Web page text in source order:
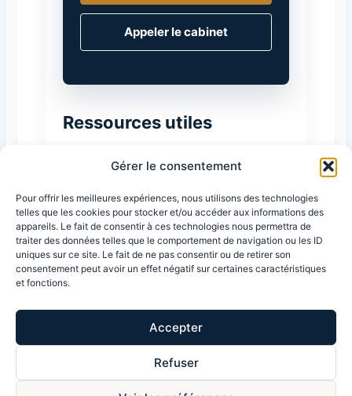
Gérer le consentement
Pour offrir les meilleures expériences, nous utilisons des technologies
telles que les cookies pour stocker et/ou accéder aux informations des
appareils. Le fait de consentir à ces technologies nous permettra de
traiter des données telles que le comportement de navigation ou les ID
uniques sur ce site. Le fait de ne pas consentir ou de retirer son
consentement peut avoir un effet négatif sur certaines caractéristiques
et fonctions.
Accepter
Refuser
Appeler le cabinet
Ressources utiles
Annuaire du Barreau de Paris
© 2026 Pierre Nicolet Avocat